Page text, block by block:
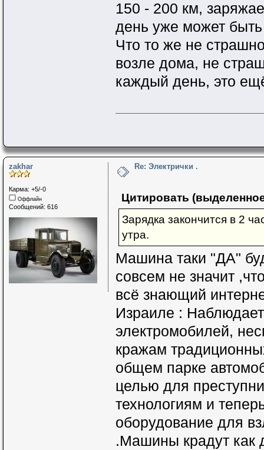
150 - 200 км,
день уже может быть
Что то же не
возле дома, не
каждый день, это
zakhar
Карма: +5/-0
Оффлайн
Сообщений: 616
Re: Электрички .
Цитировать
Зарядка закончится в 2
утра.
Машина таки "ДА"
совсем не значит
всё знающий
Израиле :
электромобилей,
кражам
общем парке
целью для
технологиям и
оборудование для
.Машины крадут как